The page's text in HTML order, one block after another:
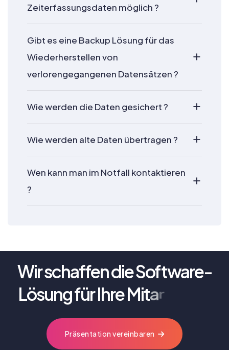
Zeiterfassungsdaten möglich ?
Gibt es eine Backup Lösung für das
Wiederherstellen von
verlorengegangenen Datensätzen ?
Wie werden die Daten gesichert ?
Wie werden alte Daten übertragen ?
Wen kann man im Notfall kontaktieren
?
Wir schaffen die Software-
Lösung für IhreMitarb
Präsentation vereinbaren